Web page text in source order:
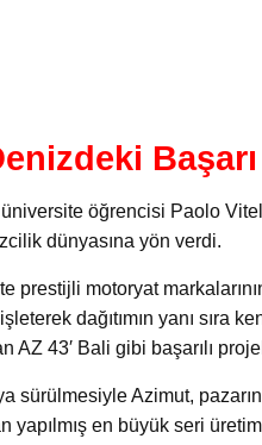
öğrencisi Paolo
dünyasına yön verdi.
prestijli motoryat
dağıtımın yanı sıra
AZ 43′ Bali gibi başarılı
sürülmesiyle Azimut,
en büyük seri üretim